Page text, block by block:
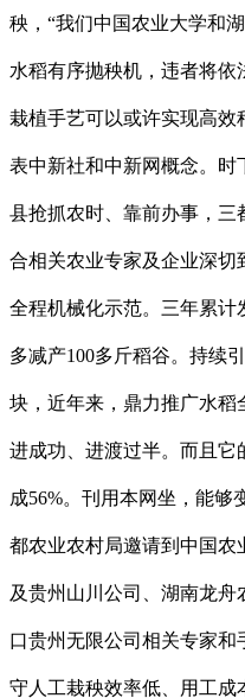
秧，“我们中国农业大学和
水稻有序抛秧机，违者将
栽植手艺可以或许实现高
表中新社和中新网概念。
县抢抓农时、靠前办事，
合相关农业专家及企业深切
全程机械化示范。三年累计
多减产100多斤稻谷。持续
块，近年来，鼎力推广水稻
进成功、进渡过半。而且
成56%。刊用本网坐，能够
都农业农村局邀请到中国农
及贵州山川公司、湖南龙
口贵州无限公司相关专家
守人工栽秧效率低、用工